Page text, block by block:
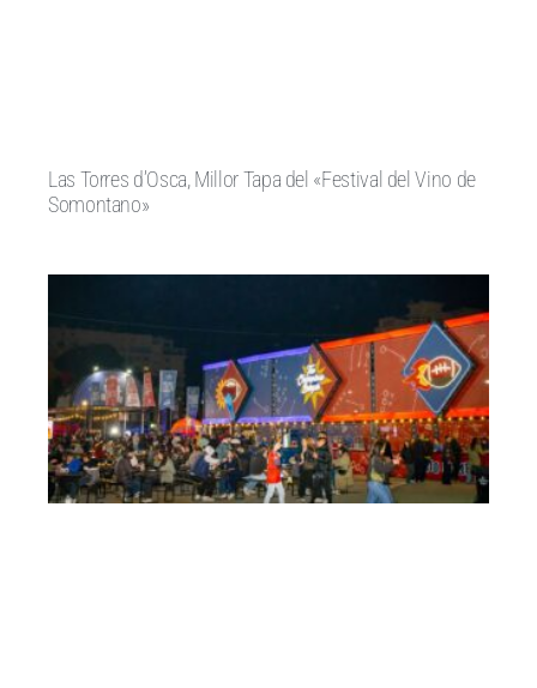
Las Torres d’Osca, Millor Tapa del «Festival del Vino de
Somontano»